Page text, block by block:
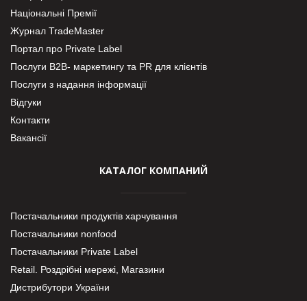
Національні Премії
Журнал TradeMaster
Портал про Private Label
Послуги В2В- маркетингу та PR для клієнтів
Послуги з надання інформації
Відгуки
Контакти
Вакансії
КАТАЛОГ КОМПАНИЙ
Постачальники продуктів харчування
Постачальники nonfood
Постачальники Private Label
Retail. Роздрібні мережі, Магазини
Дистрибутори України